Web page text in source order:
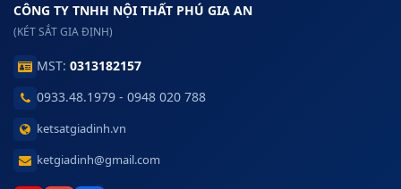
CÔNG TY TNHH NỘI THẤT PHÚ GIA AN
(KÉT SẮT GIA ĐỊNH)
MST: 0313182157
0933.48.1979 - 0948 020 788
ketsatgiadinh.vn
ketgiadinh@gmail.com